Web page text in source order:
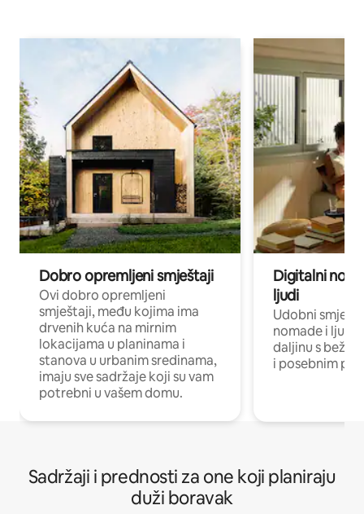
Dobro opremljeni smještaji
Ovi dobro opremljeni
smještaji, među kojima ima
drvenih kuća na mirnim
lokacijama u planinama i
stanova u urbanim sredinama,
imaju sve sadržaje koji su vam
potrebni u vašem domu.
Digitalni
ljudi
Udobni
nomade i ljude
daljinu s
i posebnim
Sadržaji i prednosti za one koji planiraju
duži boravak